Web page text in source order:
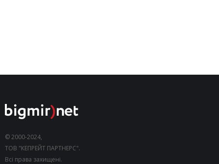
© 2000-2024,
ТОВ "КЕПРЕЙТ ПАРТНЕРС".
Всі права захищені.